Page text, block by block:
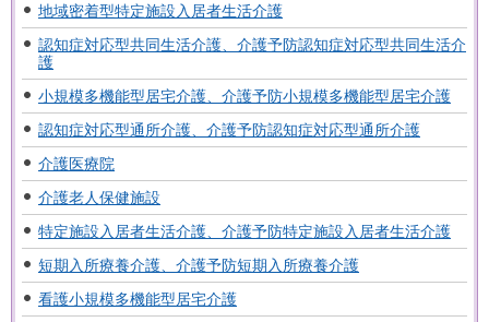
地域密着型特定施設入居者生活介護
認知症対応型共同生活介護、介護予防認知症対応型共同生活介
護
小規模多機能型居宅介護、介護予防小規模多機能型居宅介護
認知症対応型通所介護、介護予防認知症対応型通所介護
介護医療院
介護老人保健施設
特定施設入居者生活介護、介護予防特定施設入居者生活介護
短期入所療養介護、介護予防短期入所療養介護
看護小規模多機能型居宅介護